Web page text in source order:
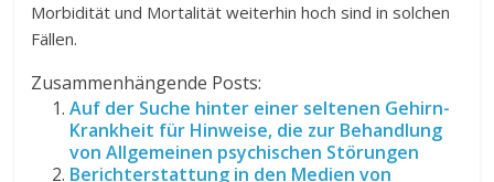
Morbidität und Mortalität weiterhin hoch sind in solchen
Fällen.
Zusammenhängende Posts:
Auf der Suche hinter einer seltenen Gehirn-
Krankheit für Hinweise, die zur Behandlung
von Allgemeinen psychischen Störungen
Berichterstattung in den Medien von